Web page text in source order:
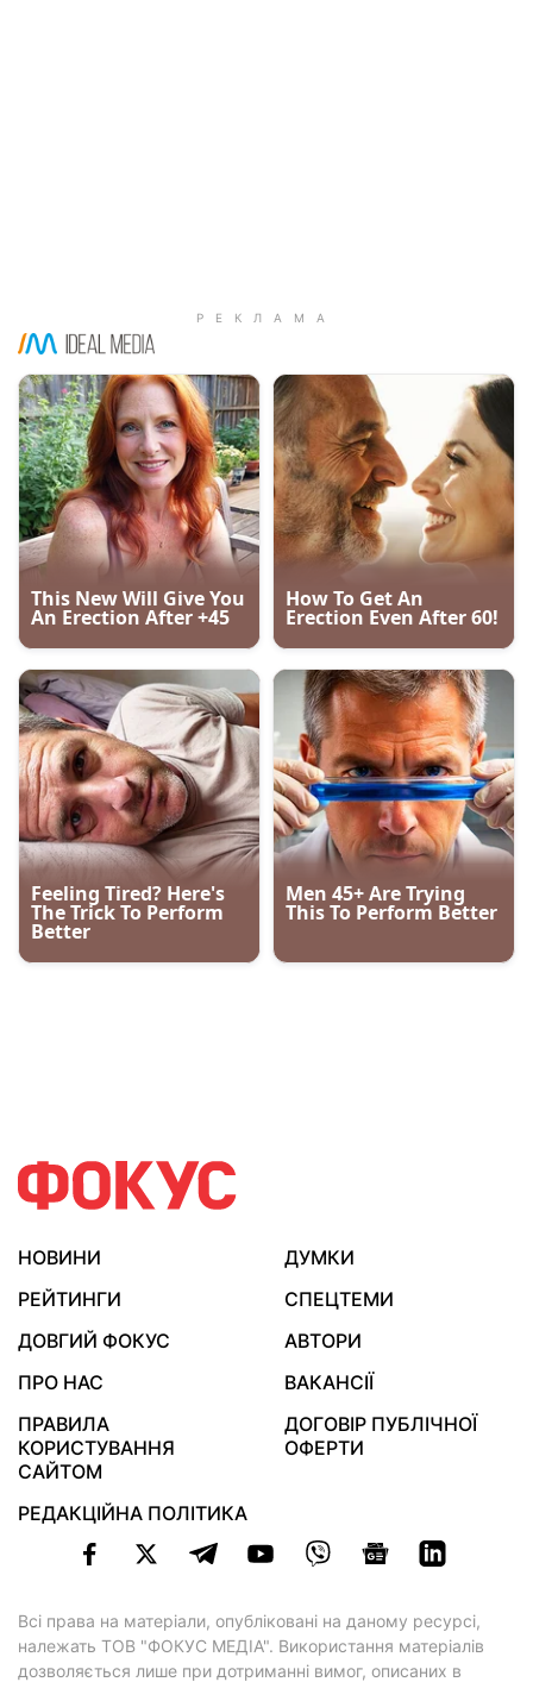
НОВИНИ
ДУМКИ
РЕЙТИНГИ
СПЕЦТЕМИ
ДОВГИЙ ФОКУС
АВТОРИ
ПРО НАС
ВАКАНСІЇ
ПРАВИЛА
КОРИСТУВАННЯ
САЙТОМ
ДОГОВІР ПУБЛІЧНОЇ
ОФЕРТИ
РЕДАКЦІЙНА ПОЛІТИКА
Всі права на матеріали, опубліковані на даному ресурсі,
належать ТОВ "ФОКУС МЕДІА". Використання матеріалів
дозволяється лише при дотриманні вимог, описаних в